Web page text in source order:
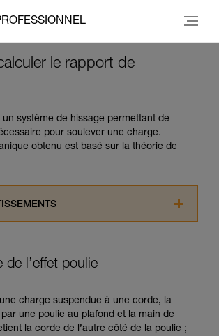
le rapport de
un système de hissage permettant de
pour soulever une charge.
obtenu est basé sur la théorie de
Vous devez avoir compris les
de la notice technique pour
ces techniques nécessite une
et un entraînement spécifique. Validez
de l’effet poulie
charge suspendue à une corde, la
une poulie au plafond et la main de
la corde de l’autre côté de la poulie ;